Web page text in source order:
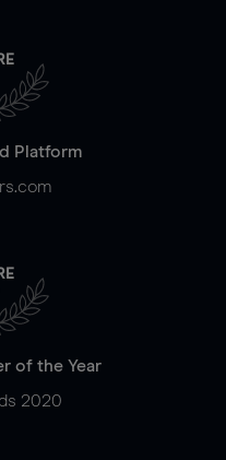
Platform
of the Year
2020